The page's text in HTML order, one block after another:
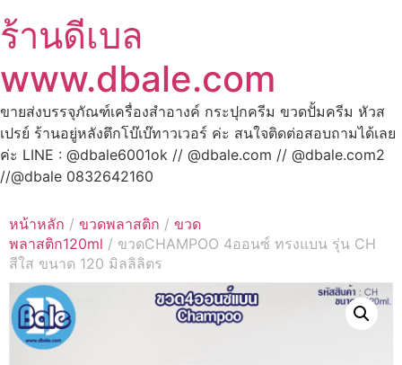
ร้านดีเบล
www.dbale.com
ขายส่งบรรจุภัณฑ์เครื่องสำอางค์ กระปุกครีม ขวดปั้มครีม หัวส
เปรย์ ร้านอยู่หลังตึกโบ๊เบ๊ทาวเวอร์ ค่ะ สนใจติดต่อสอบถามได้เลย
ค่ะ LINE : @dbale6001ok // @dbale.com // @dbale.com2
//@dbale 0832642160
หน้าหลัก / ขวดพลาสติก / ขวด
พลาสติก120ml / ขวดCHAMPOO 4ออนซ์ ทรงแบน รุ่น CH
สีใส ขนาด 120 มิลลิลิตร